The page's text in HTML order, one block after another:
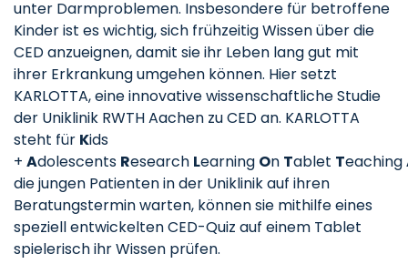
unter Darmproblemen. Insbesondere für betroffene
Kinder ist es wichtig, sich frühzeitig Wissen über die
CED anzueignen, damit sie ihr Leben lang gut mit
ihrer Erkrankung umgehen können. Hier setzt
KARLOTTA, eine innovative wissenschaftliche Studie
der Uniklinik RWTH Aachen zu CED an. KARLOTTA
steht für Kids
+ Adolescents Research Learning On Tablet Teaching
die jungen Patienten in der Uniklinik auf ihren
Beratungstermin warten, können sie mithilfe eines
speziell entwickelten CED-Quiz auf einem Tablet
spielerisch ihr Wissen prüfen.